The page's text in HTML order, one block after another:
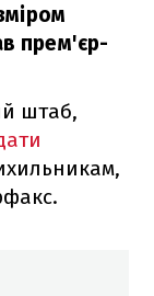
прем'єр-
штаб,